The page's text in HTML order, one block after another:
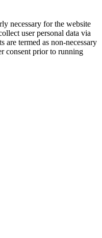
necessary for the website
user personal data via
are termed as non-necessary
consent prior to running